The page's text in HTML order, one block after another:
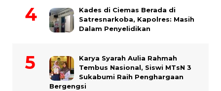
Kades di Ciemas Berada di
Satresnarkoba, Kapolres: Masih
Dalam Penyelidikan
Karya Syarah Aulia Rahmah
Tembus Nasional, Siswi MTsN 3
Sukabumi Raih Penghargaan
Bergengsi